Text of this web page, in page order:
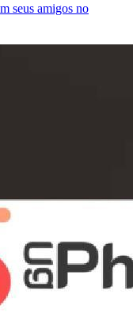
seus amigos no